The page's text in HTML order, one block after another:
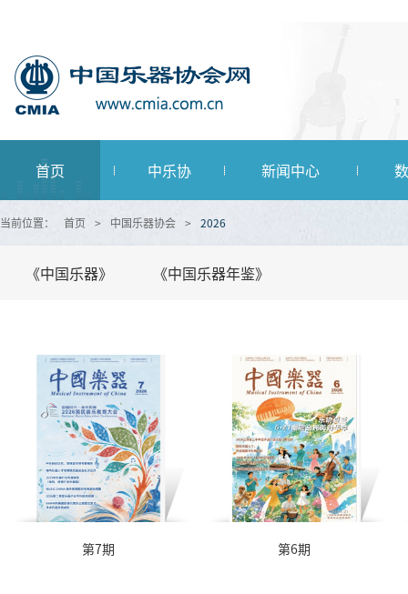
首页 中乐协 新闻中心
当前位置： 首页 > 中国乐器协会 > 2026
《中国乐器》 《中国乐器年鉴》
第7期 第6期